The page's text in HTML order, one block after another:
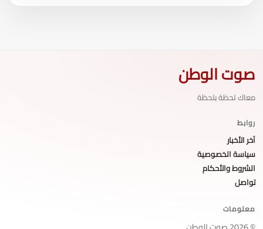
صوت الوطن
معاك لحظة بلحظة
روابط
آخر الأخبار
سياسة الخصوصية
الشروط والأحكام
تواصل
معلومات